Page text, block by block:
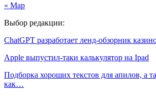
« Мар
Выбор редакции:
ChatGPT разработает ленд-обзорник
Apple выпустил-таки калькулятор на Ipad
Подборка хороших текстов для апилов, а
как…